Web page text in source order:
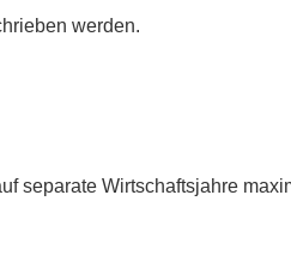
werden.
separate Wirtschaftsjahre